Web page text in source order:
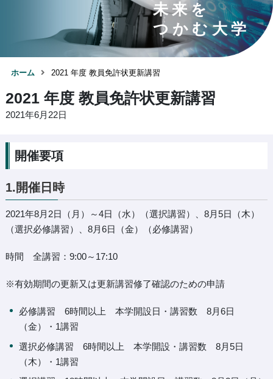
未来を
つかむ大学
ホーム 2021 年度 教員免許状更新講習
2021 年度 教員免許状更新講習
2021年6月22日
開催要項
1.開催日時
2021年8月2日（月）～4日（水）（選択講習）、8月5日（木）
（選択必修講習）、8月6日（金）（必修講習）
時間 全講習：9:00～17:10
※有効期間の更新又は更新講習修了確認のための申請
必修講習 6時間以上 本学開設日・講習数 8月6日
（金）・1講習
選択必修講習 6時間以上 本学開設・講習数 8月5日
（木）・1講習